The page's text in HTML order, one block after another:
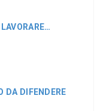
DA DIFENDERE